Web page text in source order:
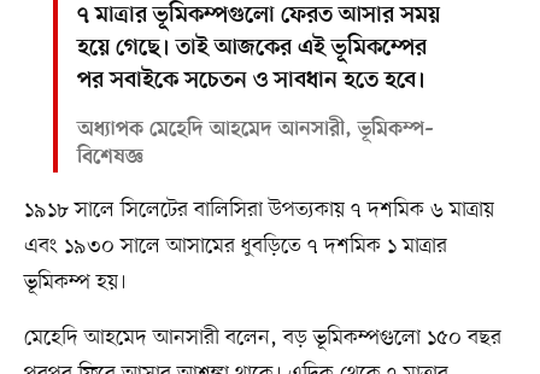
৭ মাত্রার ভূমিকম্পগুলো ফেরত আসার সময়
হয়ে গেছে। তাই আজকের এই ভূমিকম্পের
পর সবাইকে সচেতন ও সাবধান হতে হবে।
অধ্যাপক মেহেদি আহমেদ আনসারী, ভূমিকম্প–
বিশেষজ্ঞ
১৯১৮ সালে সিলেটের বালিসিরা উপত্যকায় ৭ দশমিক ৬ মাত্রায়
এবং ১৯৩০ সালে আসামের ধুবড়িতে ৭ দশমিক ১ মাত্রার
ভূমিকম্প হয়।
মেহেদি আহমেদ আনসারী বলেন, বড় ভূমিকম্পগুলো ১৫০ বছর